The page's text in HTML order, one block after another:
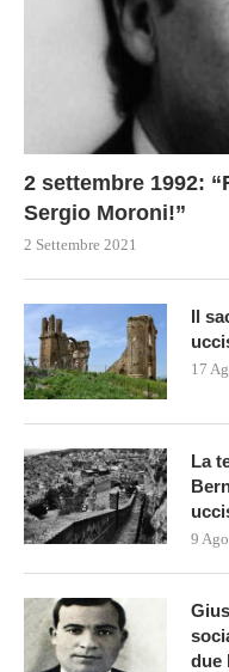
2 settembre 1992:
Sergio Moroni!”
2 Settembre 2021
Il
17
La
9
due